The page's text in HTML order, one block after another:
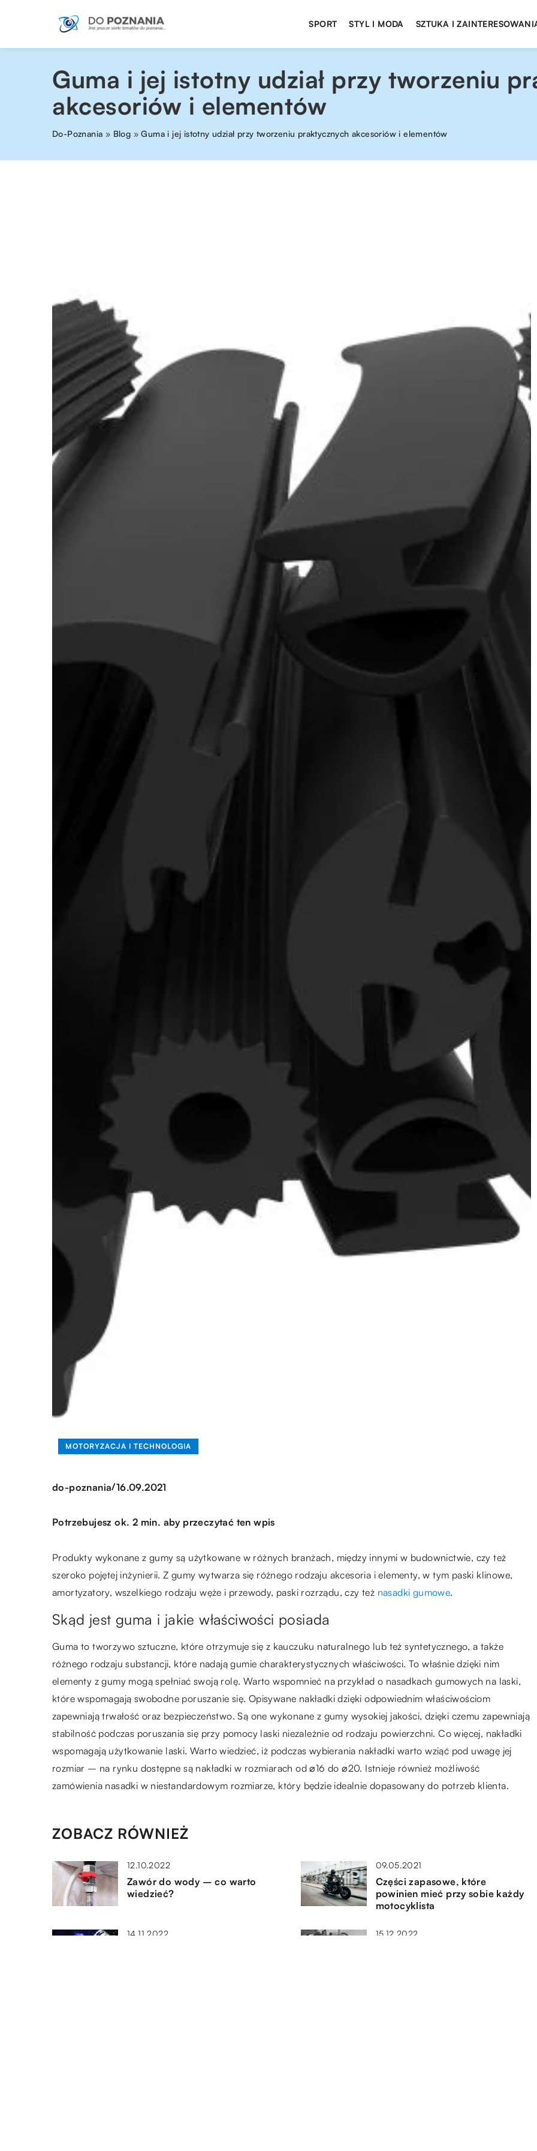
SPORT STYL I MODA SZTUKA I
Guma i jej istotny udział przy tworzeniu
akcesoriów i elementów
Do-Poznania » Blog »Guma i jej istotny udział przy tworzeniu praktycznych akcesoriów i elementów
MOTORYZACJA I TECHNOLOGIA
do-poznania/16.09.2021
Potrzebujesz ok. 2 min. aby przeczytać ten wpis
Produkty wykonane z gumy są użytkowane w różnych branżach, między innymi w budownictwie, czy też
szeroko pojętej inżynierii. Z gumy wytwarza się różnego rodzaju akcesoria i elementy, w tym paski klinowe,
amortyzatory, wszelkiego rodzaju węże i przewody, paski rozrządu, czy też nasadki gumowe.
Skąd jest guma i jakie właściwości posiada
Guma to tworzywo sztuczne, które otrzymuje się z kauczuku naturalnego lub też syntetycznego, a także
różnego rodzaju substancji, które nadają gumie charakterystycznych właściwości. To właśnie dzięki nim
elementy z gumy mogą spełniać swoją rolę. Warto wspomnieć na przykład o nasadkach gumowych na laski,
które wspomagają swobodne poruszanie się. Opisywane nakładki dzięki odpowiednim właściwościom
zapewniają trwałość oraz bezpieczeństwo. Są one wykonane z gumy wysokiej jakości, dzięki czemu zapewniają
stabilność podczas poruszania się przy pomocy laski niezależnie od rodzaju powierzchni. Co więcej, nakładki
wspomagają użytkowanie laski. Warto wiedzieć, iż podczas wybierania nakładki warto wziąć pod uwagę jej
rozmiar – na rynku dostępne są nakładki w rozmiarach od ⌀16 do ⌀20. Istnieje również możliwość
zamówienia nasadki w niestandardowym rozmiarze, który będzie idealnie dopasowany do potrzeb klienta.
ZOBACZ RÓWNIEŻ
12.10.2022
Zawór do wody – co warto
wiedzieć?
09.05.2021
Części zapasowe, które
powinien mieć przy sobie każdy
motocyklista
14.11.2022 15.12.2022